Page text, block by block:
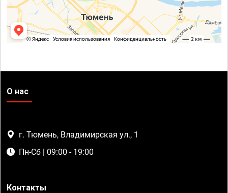
О нас
г. Тюмень, Владимирская ул., 1
Пн-Сб | 09:00 - 19:00
Контакты